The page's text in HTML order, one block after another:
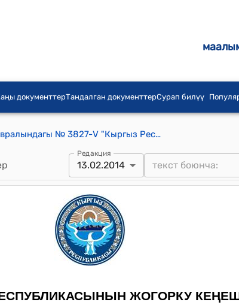
документтерТандалган документтерСурап билүү
КР Жогорку Кеңешинин 2014-жылдын 13-февралындагы № 3827-V "Кыргыз Республикасынын Жазык-процесстик кодексине өзгөртүүлөрдү жана толуктоолорду киргизүү жөнүндө" Кыргыз Республикасынын Мыйзамынын макулдашылган вариантын кабыл алуу жөнүндө" токтому
Редакция
13.02.2014